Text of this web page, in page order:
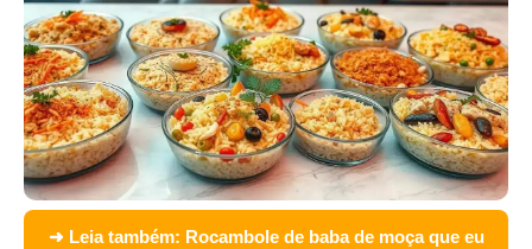
➜ Leia também: Rocambole de baba de moça que eu